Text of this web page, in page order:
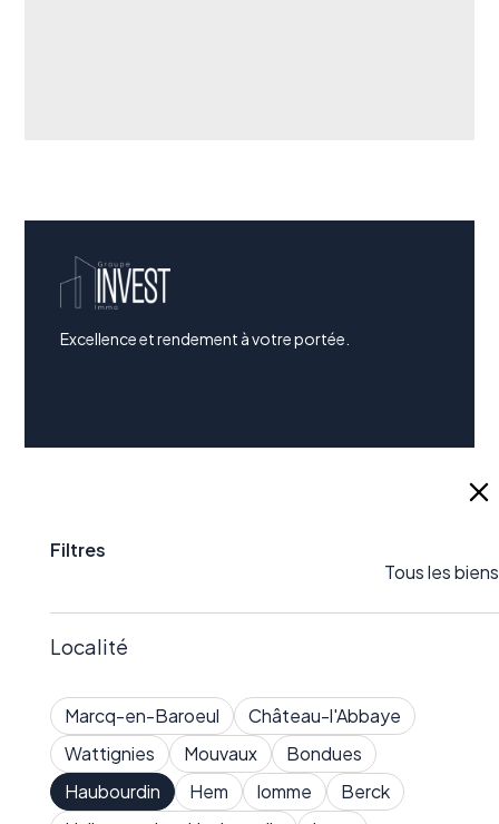
Filtres
Tous les biens
Localité
Marcq-en-Baroeul
Château-l'Abbaye
Wattignies
Mouvaux
Bondues
Haubourdin
Hem lomme
Berck
Excellence et rendement à votre portée.
Rejoindre notre réseau
Contact
Barème
Simulateurs